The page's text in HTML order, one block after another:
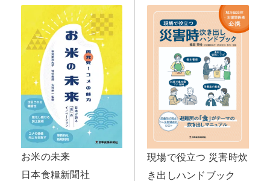
お米の未来
日本食糧新聞社
現場で役立つ 災害時炊
き出しハンドブック